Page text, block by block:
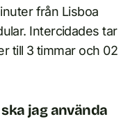
från Lisboa
Intercidades tar
till 3 timmar och 02
jag använda